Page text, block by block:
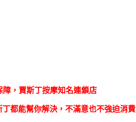
，賈斯丁按摩知名連鎖店
都能幫你解決，不滿意也不強迫消費